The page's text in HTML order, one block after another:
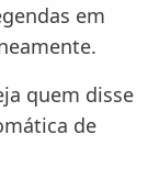
em
quem disse
de